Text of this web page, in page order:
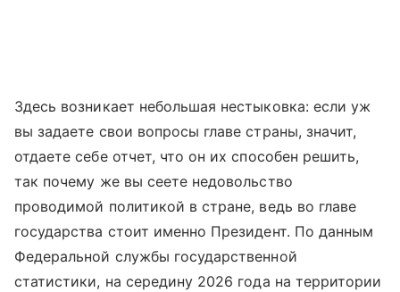
Здесь возникает небольшая нестыковка: если уж
вы задаете свои вопросы главе страны, значит,
отдаете себе отчет, что он их способен решить,
так почему же вы сеете недовольство
проводимой политикой в стране, ведь во главе
государства стоит именно Президент. По данным
Федеральной службы государственной
статистики, на середину 2026 года на территории